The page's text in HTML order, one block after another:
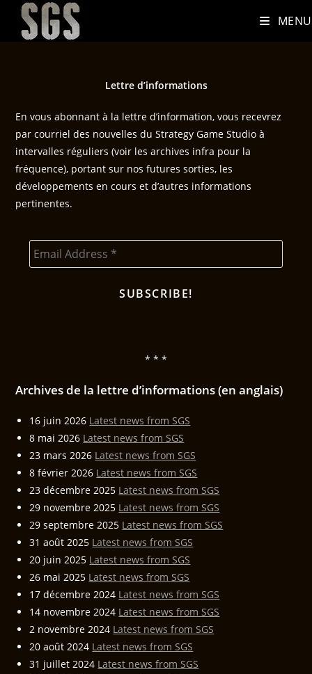
MENU
Lettre d’informations
En vous abonnant à la lettre d’information, vous recevrez
par courriel des nouvelles du Strategy Game Studio à
intervalles réguliers (voir les archives infra pour la
fréquence), portant sur nos futures sorties, les
développements en cours et d’autres informations
pertinentes.
* * *
Archives de la lettre d’informations (en anglais)
16 juin 2026 Latest news from SGS
8 mai 2026 Latest news from SGS
23 mars 2026 Latest news from SGS
8 février 2026 Latest news from SGS
23 décembre 2025 Latest news from SGS
29 novembre 2025 Latest news from SGS
29 septembre 2025 Latest news from SGS
31 août 2025 Latest news from SGS
20 juin 2025 Latest news from SGS
26 mai 2025 Latest news from SGS
17 décembre 2024 Latest news from SGS
14 novembre 2024 Latest news from SGS
2 novembre 2024 Latest news from SGS
20 août 2024 Latest news from SGS
31 juillet 2024 Latest news from SGS